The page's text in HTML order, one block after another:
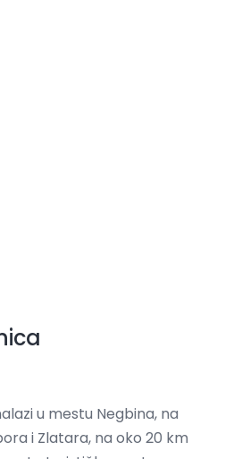
u mestu Negbina, na
i Zlatara, na oko 20 km